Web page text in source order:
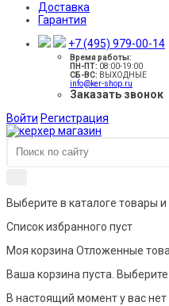
Доставка
Гарантия
+7 (495) 979-00-14
Время работы:
ПН-ПТ: 08:00-19:00
CБ-ВС: ВЫХОДНЫЕ
info@ker-shop.ru
Заказать звонок
Войти Регистрация
Выберите в каталоге товары
Список избранного пуст
Моя корзина Отложенные
Ваша корзина пуста.
В настоящий момент у вас